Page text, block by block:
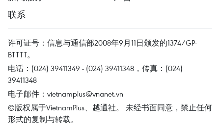
联系
许可证号：信息与通信部2008年9月11日颁发的1374/GP-
BTTTT。
电话：(024) 39411349 - (024) 39411348，传真：(024)
39411348
电子邮件： vietnamplus@vnanet.vn
©版权属于VietnamPlus、越通社。 未经书面同意，禁止任何
形式的复制与转载。